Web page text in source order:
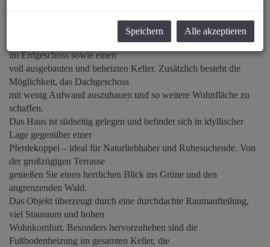
Beschreibung
Dieses großzügige Einfamilienhaus bietet ca. 120 m² Wohnfläche
im Erdgeschoss sowie einen
voll ausgebauten und beheizten Keller. Zusätzlich besteht die
Möglichkeit, das Dachgeschoss
mit wenig Aufwand auszubauen und so weitere Wohnfläche zu
schaffen.
Das Haus ist südseitig gelegen und befindet sich in idyllischer
Lage gegenüber einer
Pferdekoppel – ideal für Naturliebhaber und Ruhesuchende. Von
der großzügigen Terrasse
genießen Sie einen herrlichen Blick ins Grüne und den
angrenzenden Wald.
Das Objekt überzeugt durch eine durchdachte Raumaufteilung,
viel Stauraum und hohen
Wohnkomfort. Besonders hervorzuheben sind die
Fußbodenheizung im gesamten Keller, die
Speichern Alle akzeptieren